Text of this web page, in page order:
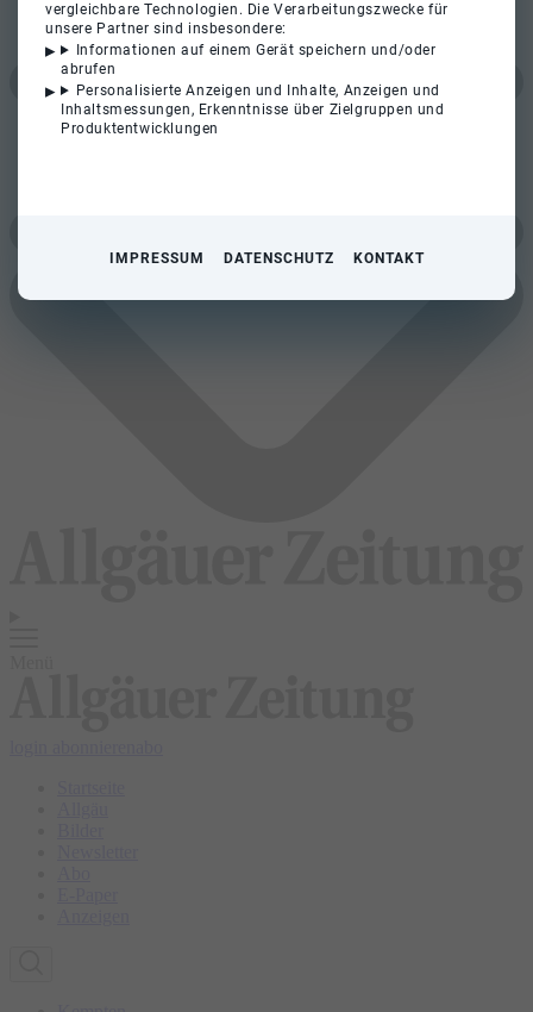
vergleichbare Technologien. Die Verarbeitungszwecke für
unsere Partner sind insbesondere:
Informationen auf einem Gerät speichern und/oder
abrufen
Personalisierte Anzeigen und Inhalte, Anzeigen und
Inhaltsmessungen, Erkenntnisse über Zielgruppen und
Produktentwicklungen
IMPRESSUM DATENSCHUTZ KONTAKT